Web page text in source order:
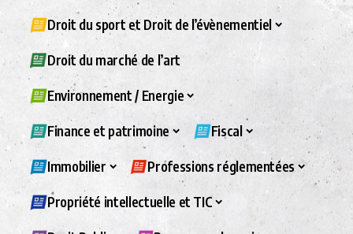
Droit du sport et Droit de l’évènementiel
Droit du marché de l’art
Environnement / Energie
Finance et patrimoine Fiscal
Immobilier Professions réglementées
Propriété intellectuelle et TIC